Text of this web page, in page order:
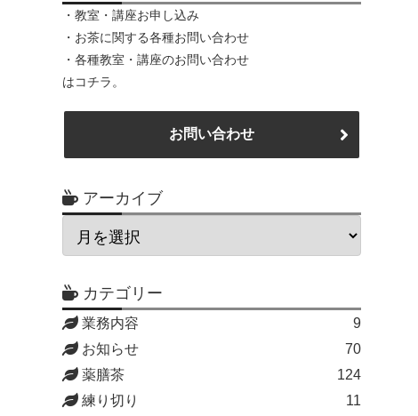
・教室・講座お申し込み
・お茶に関する各種お問い合わせ
・各種教室・講座のお問い合わせ
はコチラ。
お問い合わせ
アーカイブ
カテゴリー
業務内容
9
お知らせ
70
薬膳茶
124
練り切り
11